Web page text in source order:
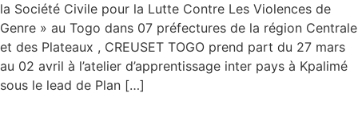
la Société Civile pour la Lutte Contre Les Violences de
Genre » au Togo dans 07 préfectures de la région Centrale
et des Plateaux , CREUSET TOGO prend part du 27 mars
au 02 avril à l’atelier d’apprentissage inter pays à Kpalimé
sous le lead de Plan […]